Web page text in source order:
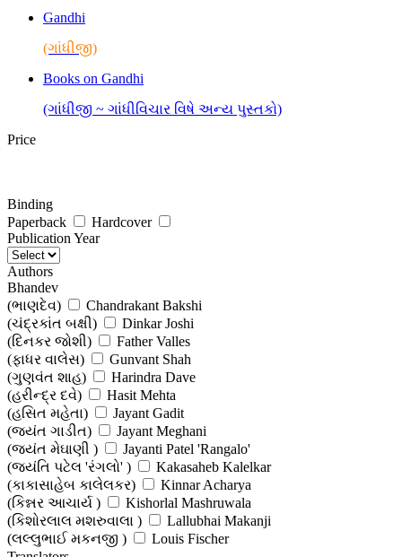
Gandhi
(ગાંધીજી)
Books on Gandhi
(ગાંધીજી ~ ગાંધીવિચાર વિષે અન્ય પુસ્તકો)
Price
Binding
Paperback
Hardcover
Publication Year
Authors
Bhandev
(ભાણદેવ)
Chandrakant Bakshi
(ચંદ્રકાંત બક્ષી)
Dinkar Joshi
(દિનકર જોશી)
Father Valles
(ફાધર વાલેસ)
Gunvant Shah
(ગુણવંત શાહ)
Harindra Dave
(હરીન્દ્ર દવે)
Hasit Mehta
(હસિત મહેતા)
Jayant Gadit
(જયંત ગાડીત)
Jayant Meghani
(જયંત મેઘાણી )
Jayanti Patel 'Rangalo'
(જયંતિ પટેલ 'રંગલો' )
Kakasaheb Kalelkar
(કાકાસાહેબ કાલેલકર)
Kinnar Acharya
(કિન્નર આચાર્ય )
Kishorlal Mashruwala
(કિશોરલાલ મશરુવાલા )
Lallubhai Makanji
(લલ્લુભાઈ મકનજી )
Louis Fischer